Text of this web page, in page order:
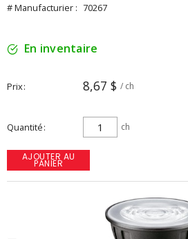
# Manufacturier : 70267
En inventaire
Prix 8,67 $ / ch
Quantité ch
AJOUTER AU
PANIER